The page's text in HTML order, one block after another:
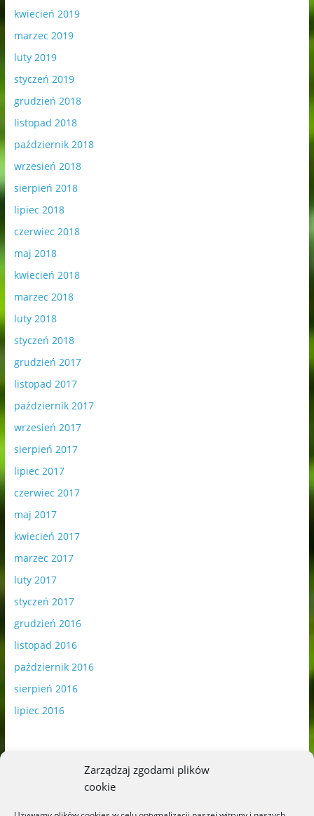
Zarządzaj zgodami plików
cookie
kwiecień 2019
marzec 2019
luty 2019
styczeń 2019
grudzień 2018
listopad 2018
październik 2018
wrzesień 2018
sierpień 2018
lipiec 2018
czerwiec 2018
maj 2018
kwiecień 2018
marzec 2018
luty 2018
styczeń 2018
grudzień 2017
listopad 2017
październik 2017
wrzesień 2017
sierpień 2017
lipiec 2017
czerwiec 2017
maj 2017
kwiecień 2017
marzec 2017
luty 2017
styczeń 2017
grudzień 2016
listopad 2016
październik 2016
sierpień 2016
lipiec 2016